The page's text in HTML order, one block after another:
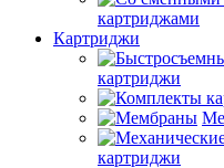
картриджами
Картриджи
картриджи
картриджи